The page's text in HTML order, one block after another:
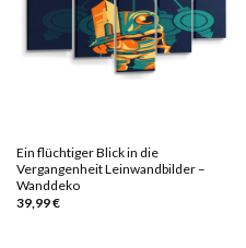
Ein flüchtiger Blick in die
Vergangenheit Leinwandbilder –
Wanddeko
39,99€